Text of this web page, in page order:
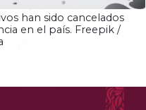
han sido cancelados
en el país. Freepik /